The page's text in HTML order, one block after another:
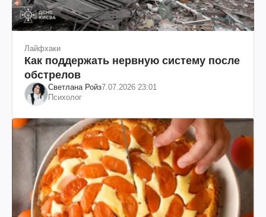
Лайфхаки
Как поддержать нервную систему после
обстрелов
Светлана Ройз7.07.2026 23:01
Психолог